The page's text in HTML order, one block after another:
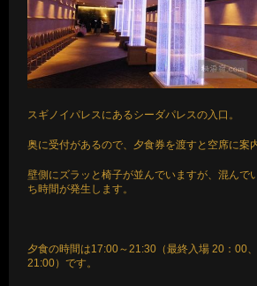
スギノイパレスにあるシーダパレスの入口。
奥に受付があるので、夕食券を渡すと空席に案
壁側にズラッと椅子が並んでいますが、混んで
ち時間が発生します。
夕食の時間は17:00～21:30（最終入場 20：00
21:00）です。